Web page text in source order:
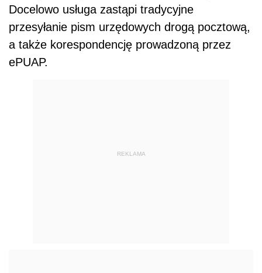
Docelowo usługa zastąpi tradycyjne
przesyłanie pism urzędowych drogą pocztową,
a także korespondencję prowadzoną przez
ePUAP.
REKLAMA